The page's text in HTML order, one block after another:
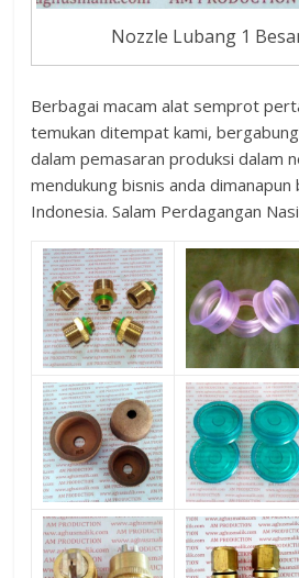
Nozzle Lubang 1
Berbagai macam alat semprot
temukan ditempat kami,
dalam pemasaran produksi dalam
mendukung bisnis anda dimanapun
Indonesia. Salam Perdagangan